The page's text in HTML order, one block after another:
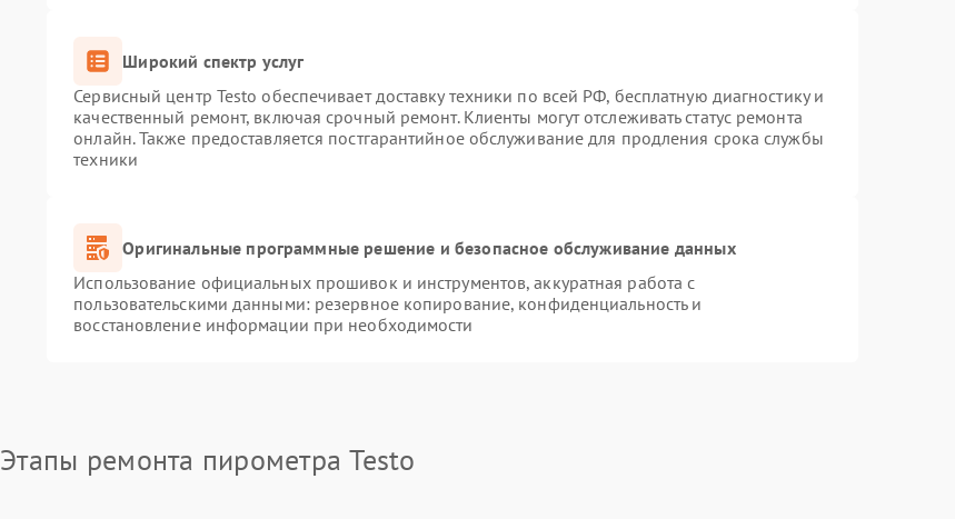
Широкий спектр услуг
Сервисный центр Testo обеспечивает доставку техники по всей РФ, бесплатную диагностику и
качественный ремонт, включая срочный ремонт. Клиенты могут отслеживать статус ремонта
онлайн. Также предоставляется постгарантийное обслуживание для продления срока службы
техники
Оригинальные программные решение и безопасное обслуживание данных
Использование официальных прошивок и инструментов, аккуратная работа с
пользовательскими данными: резервное копирование, конфиденциальность и
восстановление информации при необходимости
Этапы ремонта пирометра Testo